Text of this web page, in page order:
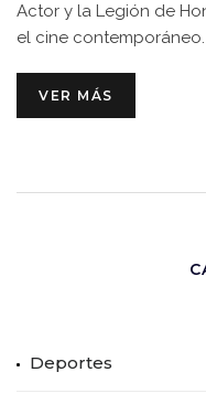
Actor y la Legión de
el cine contemporáneo.
VER MÁS
Deportes